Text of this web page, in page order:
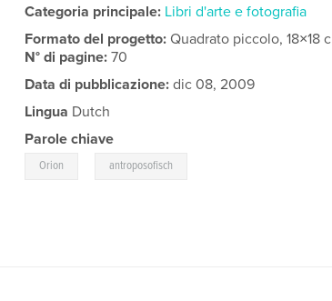
Categoria principale: Libri d'arte e fotografia
Formato del progetto:Quadrato piccolo, 18×18
N° di pagine:70
Data di pubblicazione: dic 08, 2009
Lingua Dutch
Parole chiave
Orion antroposofisch